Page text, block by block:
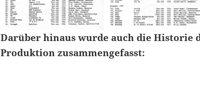
Darüber hinaus wurde auch die Historie
Produktion zusammengefasst: